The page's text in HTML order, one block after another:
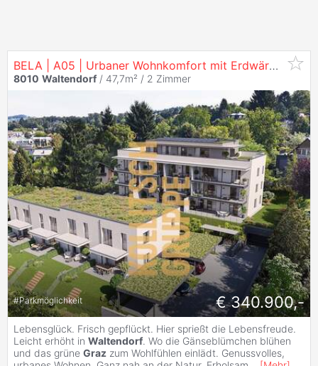
BELA | A05 | Urbaner Wohnkomfort mit Erdwärme in
8010 Waltendorf / 47,7m² / 2 Zimmer
#Parkmöglichkeit € 340.900,-
Lebensglück. Frisch gepflückt. Hier sprießt die Lebensfreude.
Leicht erhöht in Waltendorf. Wo die Gänseblümchen blühen
und das grüne Graz zum Wohlfühlen einlädt. Genussvolles,